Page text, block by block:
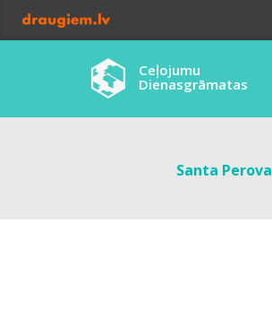
Ceļojumu
Dienasgrāmatas
Santa Perova